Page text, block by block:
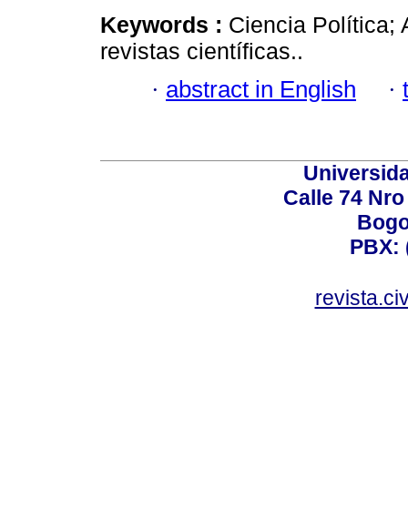
Keywords : Ciencia Política;
revistas científicas..
· abstract in English ·
Calle 74
PBX: